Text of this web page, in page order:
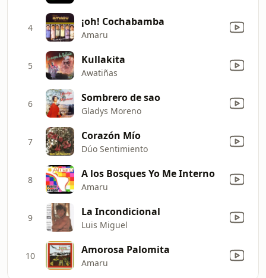
4 ¡oh! Cochabamba
Amaru
5 Kullakita
Awatiñas
6 Sombrero de sao
Gladys Moreno
7 Corazón Mío
Dúo Sentimiento
8 A los Bosques Yo Me Interno
Amaru
9 La Incondicional
Luis Miguel
10 Amorosa Palomita
Amaru